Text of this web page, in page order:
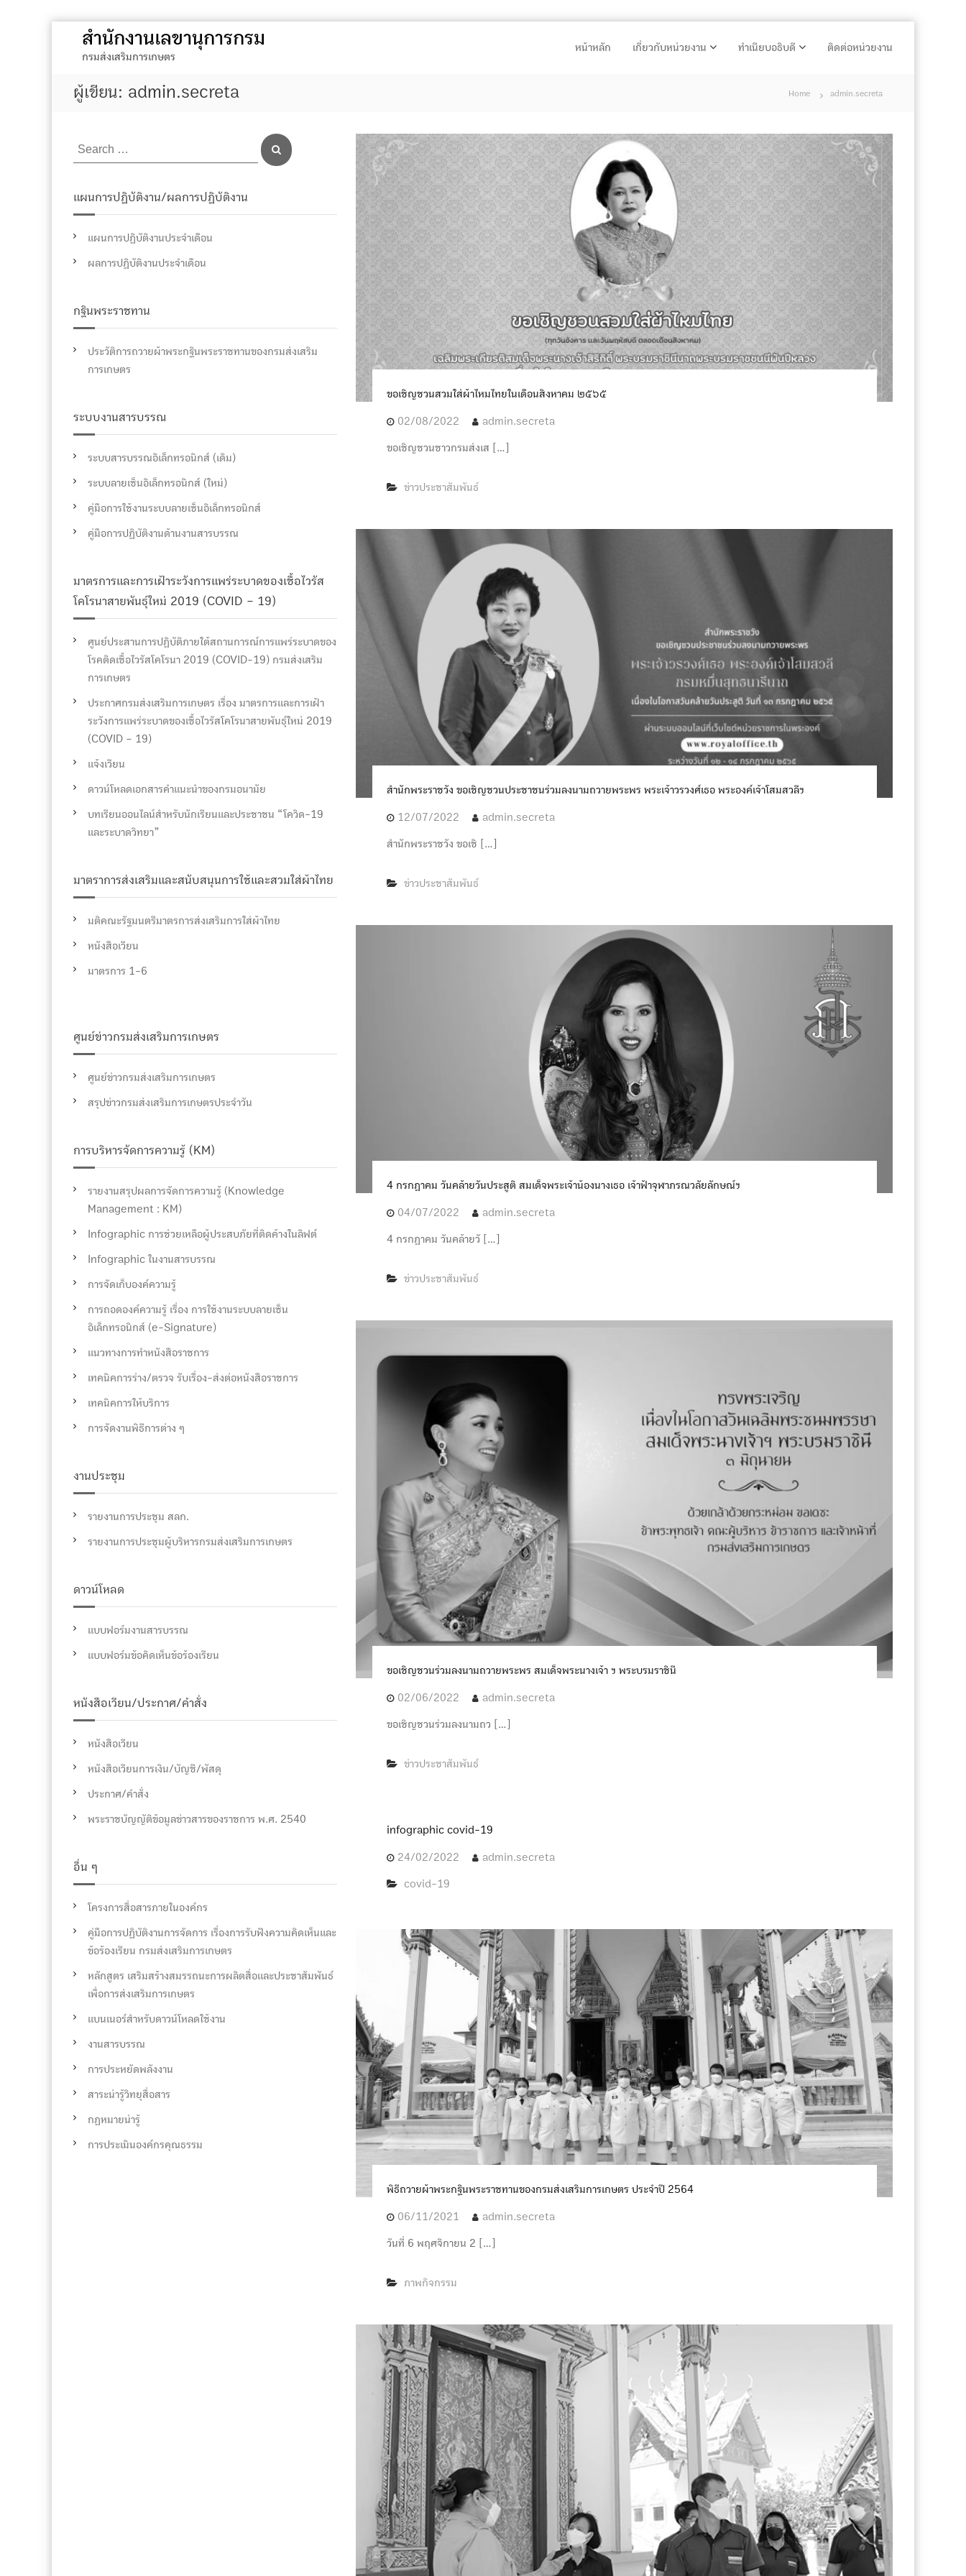
สำนักงานเลขานุการกรม
กรมส่งเสริมการเกษตร
หน้าหลัก เกี่ยวกับหน่วยงาน ทำเนียบอธิบดี ติดต่อหน่วยงาน
ผู้เขียน: admin.secreta Home admin.secreta
ขอเชิญชวนสวมใส่ผ้าไหมไทยในเดือนสิงหาคม ๒๕๖๕
02/08/2022 admin.secreta
ขอเชิญชวนชาวกรมส่งเส […]
ข่าวประชาสัมพันธ์
สำนักพระราชวัง ขอเชิญชวนประชาชนร่วมลงนามถวายพระพร พระเจ้าวรวงศ์เธอ พระองค์เจ้าโสมสวลีฯ
12/07/2022 admin.secreta
สำนักพระราชวัง ขอเชิ […]
ข่าวประชาสัมพันธ์
4 กรกฎาคม วันคล้ายวันประสูติ สมเด็จพระเจ้าน้องนางเธอ เจ้าฟ้าจุฬาภรณวลัยลักษณ์ฯ
04/07/2022 admin.secreta
4 กรกฎาคม วันคล้ายวั […]
ข่าวประชาสัมพันธ์
ขอเชิญชวนร่วมลงนามถวายพระพร สมเด็จพระนางเจ้า ฯ พระบรมราชินี
02/06/2022 admin.secreta
ขอเชิญชวนร่วมลงนามถว […]
ข่าวประชาสัมพันธ์
infographic covid-19
24/02/2022 admin.secreta
covid-19
พิธีถวายผ้าพระกฐินพระราชทานของกรมส่งเสริมการเกษตร ประจำปี 2564
06/11/2021 admin.secreta
วันที่ 6 พฤศจิกายน 2 […]
ภาพกิจกรรม
r
c
h
o
S
a
แผนการปฏิบัติงาน/ผลการปฏิบัติงาน
แผนการปฏิบัติงานประจำเดือน
ผลการปฏิบัติงานประจำเดือน
กฐินพระราชทาน
ประวัติการถวายผ้าพระกฐินพระราชทานของกรมส่งเสริม
การเกษตร
ระบบงานสารบรรณ
ระบบสารบรรณอิเล็กทรอนิกส์ (เดิม)
ระบบลายเซ็นอิเล็กทรอนิกส์ (ใหม่)
คู่มือการใช้งานระบบลายเซ็นอิเล็กทรอนิกส์
คู่มือการปฏิบัติงานด้านงานสารบรรณ
มาตรการและการเฝ้าระวังการแพร่ระบาดของเชื้อไวรัส
โคโรนาสายพันธุ์ใหม่ 2019 (COVID – 19)
ศูนย์ประสานการปฏิบัติภายใต้สถานการณ์การแพร่ระบาดของ
โรคติดเชื้อไวรัสโคโรนา 2019 (COVID-19) กรมส่งเสริม
การเกษตร
ประกาศกรมส่งเสริมการเกษตร เรื่อง มาตรการและการเฝ้า
ระวังการแพร่ระบาดของเชื้อไวรัสโคโรนาสายพันธุ์ใหม่ 2019
(COVID – 19)
แจ้งเวียน
ดาวน์โหลดเอกสารคำแนะนำของกรมอนามัย
บทเรียนออนไลน์สำหรับนักเรียนและประชาชน “โควิด-19
และระบาดวิทยา”
มาตราการส่งเสริมและสนับสนุนการใช้และสวมใส่ผ้าไทย
มติคณะรัฐมนตรีมาตรการส่งเสริมการใส่ผ้าไทย
หนังสือเวียน
มาตรการ 1-6
ศูนย์ข่าวกรมส่งเสริมการเกษตร
ศูนย์ข่าวกรมส่งเสริมการเกษตร
สรุปข่าวกรมส่งเสริมการเกษตรประจำวัน
การบริหารจัดการความรู้ (KM)
รายงานสรุปผลการจัดการความรู้ (Knowledge
Management : KM)
Infographic การช่วยเหลือผู้ประสบภัยที่ติดค้างในลิฟต์
Infographic ในงานสารบรรณ
การจัดเก็บองค์ความรู้
การถอดองค์ความรู้ เรื่อง การใช้งานระบบลายเซ็น
อิเล็กทรอนิกส์ (e-Signature)
แนวทางการทำหนังสือราชการ
เทคนิคการร่าง/ตรวจ รับเรื่อง-ส่งต่อหนังสือราชการ
เทคนิคการให้บริการ
การจัดงานพิธีการต่าง ๆ
งานประชุม
รายงานการประชุม สลก.
รายงานการประชุมผู้บริหารกรมส่งเสริมการเกษตร
ดาวน์โหลด
แบบฟอร์มงานสารบรรณ
แบบฟอร์มข้อคิดเห็นข้อร้องเรียน
หนังสือเวียน/ประกาศ/คำสั่ง
หนังสือเวียน
หนังสือเวียนการเงิน/บัญชี/พัสดุ
ประกาศ/คำสั่ง
พระราชบัญญัติข้อมูลข่าวสารของราชการ พ.ศ. 2540
อื่น ๆ
โครงการสื่อสารภายในองค์กร
คู่มือการปฏิบัติงานการจัดการ เรื่องการรับฟังความคิดเห็นและ
ข้อร้องเรียน กรมส่งเสริมการเกษตร
หลักสูตร เสริมสร้างสมรรถนะการผลิตสื่อและประชาสัมพันธ์
เพื่อการส่งเสริมการเกษตร
แบนเนอร์สำหรับดาวน์โหลดใช้งาน
งานสารบรรณ
การประหยัดพลังงาน
สาระน่ารู้วิทยุสื่อสาร
กฏหมายน่ารู้
การประเมินองค์กรคุณธรรม